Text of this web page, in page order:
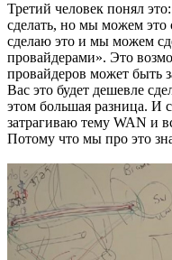
Третий человек понял
сделать, но мы можем это
сделаю это и мы можем
провайдерами». Это
провайдеров может быть
Вас это будет дешевле
этом большая разница. И
затрагиваю тему WAN и
Потому что мы про это